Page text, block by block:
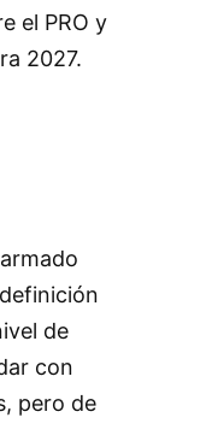
el PRO y
2027.
de
con
pero de